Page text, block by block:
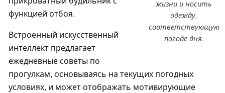
жизни и носить
одежду,
соответствующую
погоде дня.
функцией отбоя.
Встроенный искусственный
интеллект предлагает
ежедневные советы по
прогулкам, основываясь на текущих погодных
условиях, и может отображать мотивирующие